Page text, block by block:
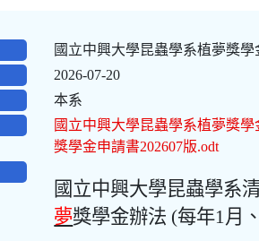
國立中興大學昆蟲學系植夢獎
2026-07-20
本系
國立中興大學昆蟲學系植夢獎
獎學金申請書202607版.odt
國立中興大學昆蟲學系
夢獎學金辦法 (每年1月